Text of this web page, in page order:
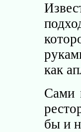
как
Сами
бы и